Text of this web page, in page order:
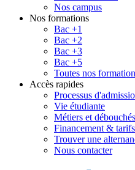
Nos campus
Nos formations
Bac +1
Bac +2
Bac +3
Bac +5
Toutes nos
Accès rapides
Processus
Vie étudiante
Métiers et
Financement & tarifs
Trouver une
Nous contacter